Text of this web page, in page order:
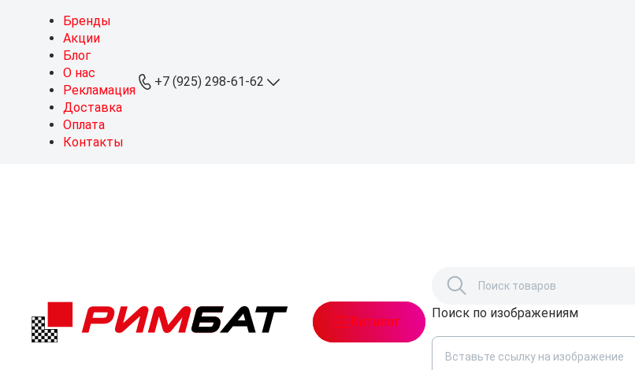
Бренды
Акции
Блог
О нас
Рекламация
Доставка
Оплата
Контакты
+7 (925) 298-61-62
Можайское ш., 165, стр. 1,Каталог
Поиск по изображениям